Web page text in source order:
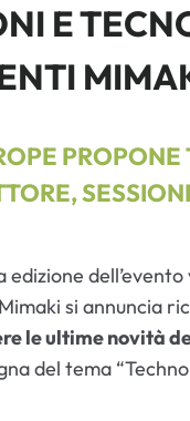
E
PROPONE
si annuncia
le ultime novità
del tema